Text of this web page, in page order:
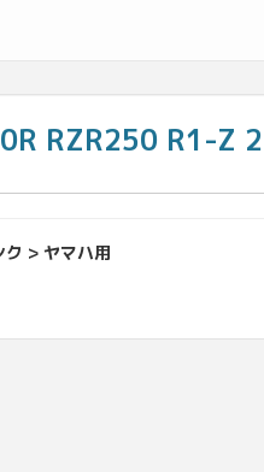
RZR250 R1-Z
> ヤマハ用